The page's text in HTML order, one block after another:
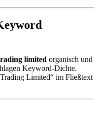
limited organisch und
Keyword-Dichte.
Limited“ im Fließtext